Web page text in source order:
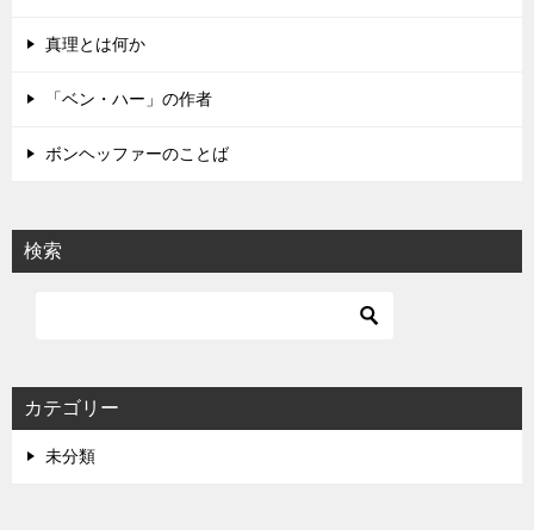
真理とは何か
「ベン・ハー」の作者
ボンヘッファーのことば
検索
カテゴリー
未分類